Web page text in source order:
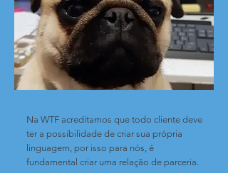
Na WTF acreditamos que todo cliente deve
ter a possibilidade de criar sua própria
linguagem, por isso para nós, é
fundamental criar uma relação de parceria.